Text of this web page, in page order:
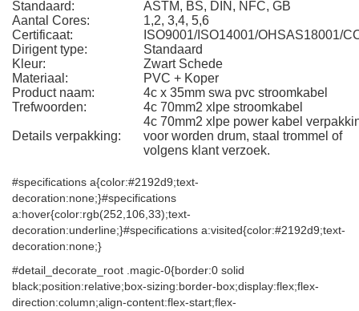
Standaard:
ASTM, BS, DIN, NFC, GB
Aantal Cores:
1,2, 3,4, 5,6
Certificaat:
ISO9001/ISO14001/OHSAS18001/
Dirigent type:
Standaard
Kleur:
Zwart Schede
Materiaal:
PVC + Koper
Product naam:
4c x 35mm swa pvc stroomkabel
Trefwoorden:
4c 70mm2 xlpe stroomkabel
Details verpakking:
4c 70mm2 xlpe power kabel
voor worden drum, staal trommel of
volgens klant verzoek.
#specifications a{color:#2192d9;text-
decoration:none;}#specifications
a:hover{color:rgb(252,106,33);text-
decoration:underline;}#specifications a:visited{color:#2192d9;text-
decoration:none;}
#detail_decorate_root .magic-0{border:0 solid
black;position:relative;box-sizing:border-box;display:flex;flex-
direction:column;align-content:flex-start;flex-